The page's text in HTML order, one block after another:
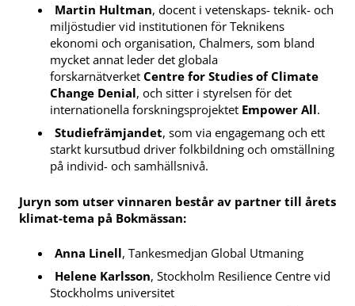
Martin Hultman, docent i vetenskaps- teknik- och
miljöstudier vid institutionen för Teknikens
ekonomi och organisation, Chalmers, som bland
mycket annat leder det globala
forskarnätverketCentre for Studies of Climate
Change Denial, och sitter i styrelsen för det
internationella forskningsprojektet Empower All.
Studiefrämjandet, som via engagemang och ett
starkt kursutbud driver folkbildning och omställning
på individ- och samhällsnivå.
Juryn som utser vinnaren består av partner till årets
klimat-tema på Bokmässan:
Anna Linell, Tankesmedjan Global Utmaning
Helene Karlsson, Stockholm Resilience Centre vid
Stockholms universitet